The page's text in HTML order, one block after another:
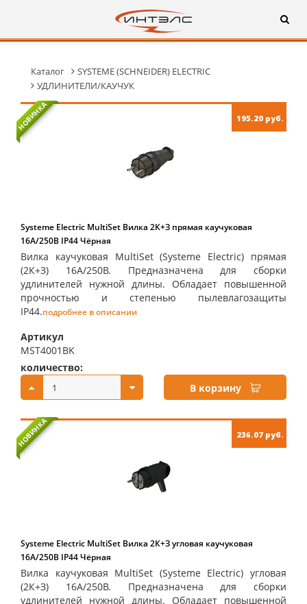
Каталог
SYSTEME (SCHNEIDER) ELECTRIC
УДЛИНИТЕЛИ/КАУЧУК
НОВИНКА 195.20 руб.
Systeme Electric MultiSet Вилка 2К+З прямая каучуковая
16А/250В IP44 Чёрная
Вилка каучуковая MultiSet (Systeme Electric) прямая
(2К+З) 16А/250В. Предназначена для сборки
удлинителей нужной длины. Обладает повышенной
прочностью и степенью пылевлагозащиты
IP44.подробнее в описании
Артикул
MST4001BK
количество:
В корзину
НОВИНКА 236.07 руб.
Systeme Electric MultiSet Вилка 2К+З угловая каучуковая
16А/250В IP44 Чёрная
Вилка каучуковая MultiSet (Systeme Electric) угловая
(2К+З) 16А/250В. Предназначена для сборки
удлинителей нужной длины. Обладает повышенной